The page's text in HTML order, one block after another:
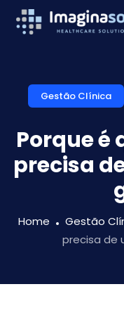
Gestão Clínica
Porque é
precisa
Home Gestão
precisa de